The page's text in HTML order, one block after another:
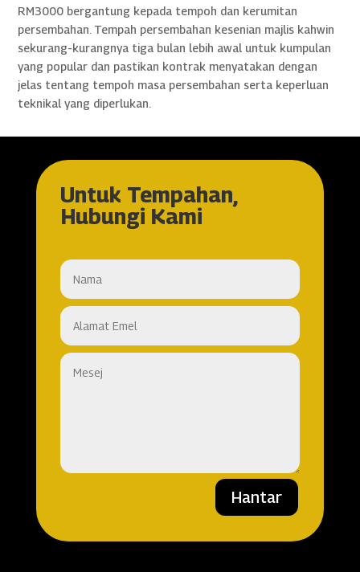
RM3000 bergantung kepada tempoh dan kerumitan
persembahan. Tempah persembahan kesenian majlis kahwin
sekurang-kurangnya tiga bulan lebih awal untuk kumpulan
yang popular dan pastikan kontrak menyatakan dengan
jelas tentang tempoh masa persembahan serta keperluan
teknikal yang diperlukan.
Untuk Tempahan,
Hubungi Kami
Hantar